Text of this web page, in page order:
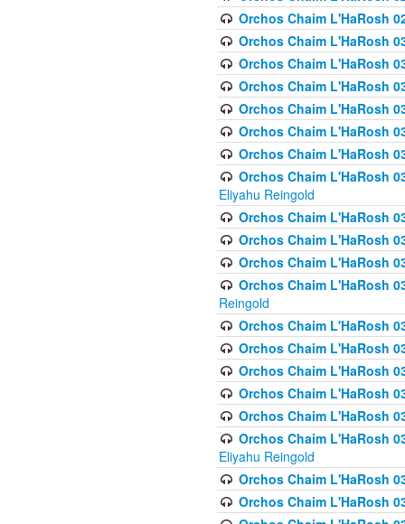
Orchos Chaim L'HaRosh
Orchos Chaim L'HaRosh
Orchos Chaim L'HaRosh
Orchos Chaim L'HaRosh
Orchos Chaim L'HaRosh
Orchos Chaim L'HaRosh
Orchos Chaim L'HaRosh
Orchos Chaim L'HaRosh
Eliyahu Reingold
Orchos Chaim L'HaRosh
Orchos Chaim L'HaRosh
Orchos Chaim L'HaRosh
Orchos Chaim L'HaRosh
Reingold
Orchos Chaim L'HaRosh
Orchos Chaim L'HaRosh
Orchos Chaim L'HaRosh
Orchos Chaim L'HaRosh
Orchos Chaim L'HaRosh
Orchos Chaim L'HaRosh
Eliyahu Reingold
Orchos Chaim L'HaRosh
Orchos Chaim L'HaRosh